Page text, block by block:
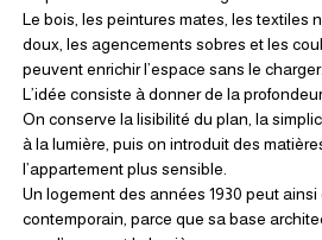
Le bois, les peintures mates, les textiles
doux, les agencements sobres et les
peuvent enrichir l’espace sans le charger.
L’idée consiste à donner de la
On conserve la lisibilité du plan, la
à la lumière, puis on introduit des
l’appartement plus sensible.
Un logement des années 1930 peut ainsi
contemporain, parce que sa base